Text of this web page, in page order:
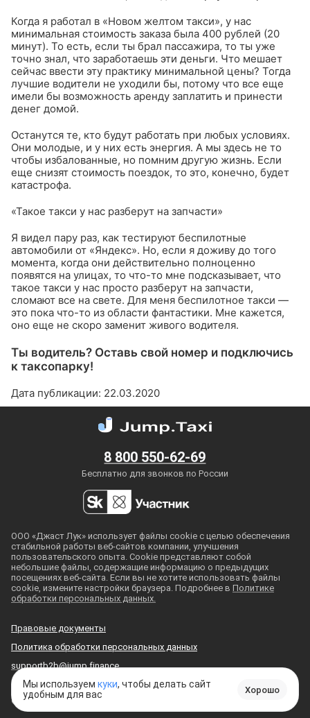
Мы используем куки, чтобы делать сайт
удобным для вас
Хорошо
Когда я работал в «Новом желтом такси», у нас
минимальная стоимость заказа была 400 рублей (20
минут). То есть, если ты брал пассажира, то ты уже
точно знал, что заработаешь эти деньги. Что мешает
сейчас ввести эту практику минимальной цены? Тогда
лучшие водители не уходили бы, потому что все еще
имели бы возможность аренду заплатить и принести
денег домой.
Останутся те, кто будут работать при любых условиях.
Они молодые, и у них есть энергия. А мы здесь не то
чтобы избалованные, но помним другую жизнь. Если
еще снизят стоимость поездок, то это, конечно, будет
катастрофа.
«Такое такси у нас разберут на запчасти»
Я видел пару раз, как тестируют беспилотные
автомобили от «Яндекс». Но, если я доживу до того
момента, когда они действительно полноценно
появятся на улицах, то что-то мне подсказывает, что
такое такси у нас просто разберут на запчасти,
сломают все на свете. Для меня беспилотное такси —
это пока что-то из области фантастики. Мне кажется,
оно еще не скоро заменит живого водителя.
Ты водитель? Оставь свой номер и подключись
к таксопарку!
Дата публикации: 22.03.2020
8 800 550-62-69
Бесплатно для звонков по России
ООО «Джаст Лук» использует файлы cookie с целью обеспечения
стабильной работы веб-сайтов компании, улучшения
пользовательского опыта. Cookie представляют собой
небольшие файлы, содержащие информацию о предыдущих
посещениях веб-сайта . Если вы не хотите использовать файлы
cookie, измените настройки браузера. Подробнее в Политике
обработки персональных данных.
Правовые документы
Политика обработки персональных данных
supportb2b@jump.finance
© 2018— 2026 , ООО «Джаст Лук»